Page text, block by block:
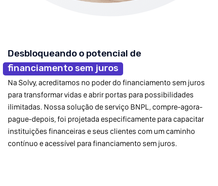
Desbloqueando o potencial de
financiamento sem juros
Na Solvy, acreditamos no poder do financiamento sem juros
para transformar vidas e abrir portas para possibilidades
ilimitadas. Nossa solução de serviço BNPL, compre-agora-
pague-depois, foi projetada especificamente para capacitar
instituições financeiras e seus clientes com um caminho
contínuo e acessível para financiamento sem juros.